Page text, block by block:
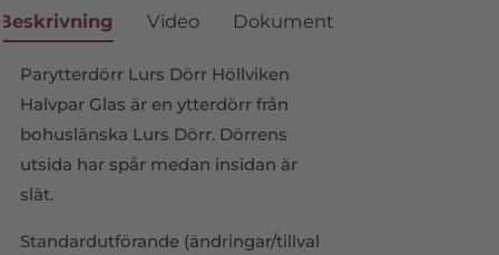
Video Dokument
Parytterdörr Lurs Dörr Höllviken
Halvpar Glas är en ytterdörr från
bohuslänska Lurs Dörr. Dörrens
utsida har spår medan insidan är
slät.
Standardutförande (ändringar/tillval